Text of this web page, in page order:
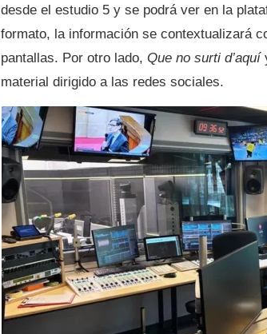
desde el estudio 5 y se podrá ver en la
formato, la información se contextualizará
pantallas. Por otro lado, Que no surti d’aquí
material dirigido a las redes sociales.